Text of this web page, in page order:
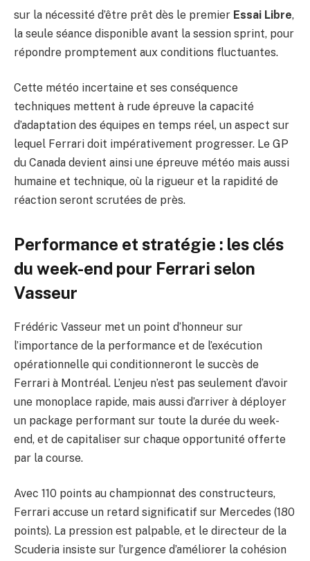
sur la nécessité d’être prêt dès le premier Essai Libre,
la seule séance disponible avant la session sprint, pour
répondre promptement aux conditions fluctuantes.
Cette météo incertaine et ses conséquence
techniques mettent à rude épreuve la capacité
d’adaptation des équipes en temps réel, un aspect sur
lequel Ferrari doit impérativement progresser. Le GP
du Canada devient ainsi une épreuve météo mais aussi
humaine et technique, où la rigueur et la rapidité de
réaction seront scrutées de près.
Performance et stratégie : les clés
du week-end pour Ferrari selon
Vasseur
Frédéric Vasseur met un point d’honneur sur
l’importance de la performance et de l’exécution
opérationnelle qui conditionneront le succès de
Ferrari à Montréal. L’enjeu n’est pas seulement d’avoir
une monoplace rapide, mais aussi d’arriver à déployer
un package performant sur toute la durée du week-
end, et de capitaliser sur chaque opportunité offerte
par la course.
Avec 110 points au championnat des constructeurs,
Ferrari accuse un retard significatif sur Mercedes (180
points). La pression est palpable, et le directeur de la
Scuderia insiste sur l’urgence d’améliorer la cohésion